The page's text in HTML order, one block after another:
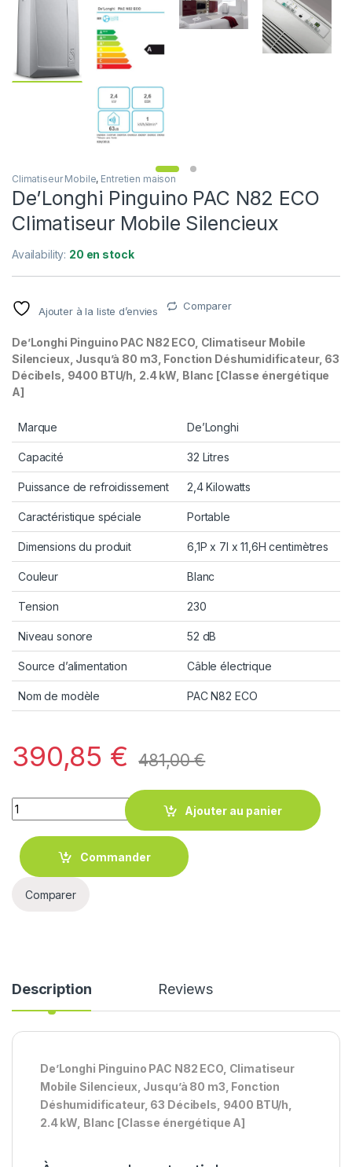
Climatiseur Mobile, Entretien maison
De’Longhi Pinguino PAC N82 ECO
Climatiseur Mobile Silencieux
Availability: 20 en stock
Ajouter à la liste d’envies Comparer
De’Longhi Pinguino PAC N82 ECO, Climatiseur Mobile
Silencieux, Jusqu’à 80 m3, Fonction Déshumidificateur, 63
Décibels, 9400 BTU/h, 2.4 kW, Blanc [Classe énergétique
A]
Marque De’Longhi
Capacité 32 Litres
Puissance de refroidissement 2,4 Kilowatts
Caractéristique spéciale Portable
Dimensions du produit 6,1P x 7l x 11,6H centimètres
Couleur Blanc
Tension 230
Niveau sonore 52 dB
Source d’alimentation Câble électrique
Nom de modèle PAC N82 ECO
390,85 € 481,00€
Quantity
Ajouter au panier
Commander
Comparer
Description Reviews
De’Longhi Pinguino PAC N82 ECO, Climatiseur
Mobile Silencieux, Jusqu’à 80 m3, Fonction
Déshumidificateur, 63 Décibels, 9400 BTU/h,
2.4 kW, Blanc [Classe énergétique A]